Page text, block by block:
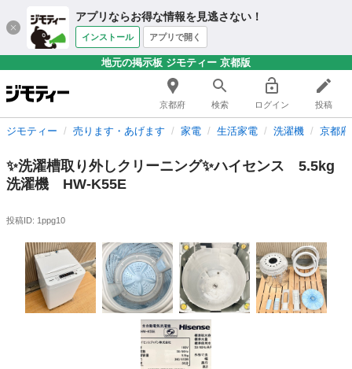
アプリならお得な情報を見逃さない！
インストール アプリで開く
地元の掲示板 ジモティー 京都版
京都府 検索 ログイン 投稿
ジモティー 売ります・あげます 家電 生活家電 洗濯機 京都
✨洗濯槽取り外しクリーニング✨ハイセンス 5.5kg
洗濯機 HW-K55E
投稿ID: 1ppg10